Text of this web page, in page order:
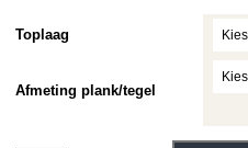
Toplaag
Afmeting plank/tegel